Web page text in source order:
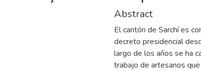
Abstract
El cantón de Sarchí es
decreto presidencial
largo de los años se ha
trabajo de artesanos